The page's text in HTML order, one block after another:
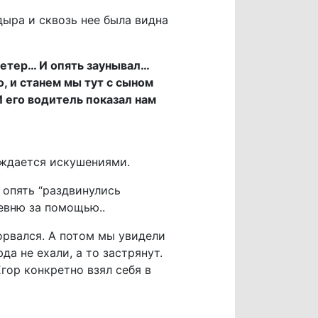
и сквозь нее была видна
И опять заунывал…
и станем мы тут с сыном
водитель показал нам
искушениями.
“раздвинулись
за помощью..
А потом мы увидели
не ехали, а то застрянут.
конкретно взял себя в